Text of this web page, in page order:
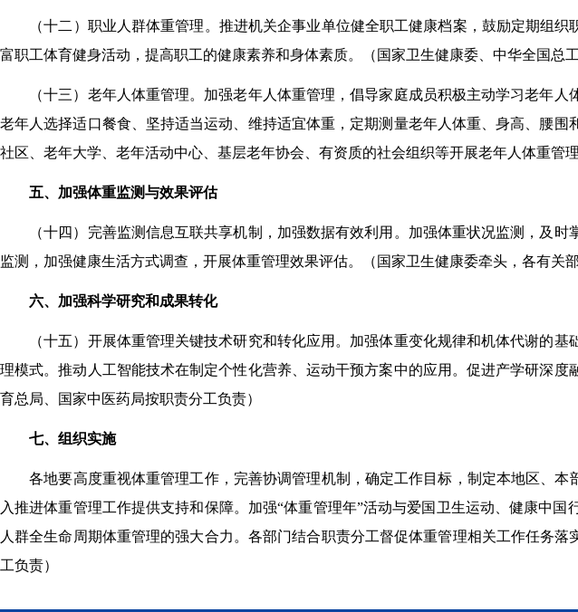
（十二）职业人群体重管理。 推进机关企事业单位健全职工健康档案，鼓励定期组
富职工体育健身活动，提高职工的健康素养和身体素质。（ 国家卫生健康委、中华全国总
（十三）老年人体重管理。 加强老年人体重管理，倡导家庭成员积极主动学习老年人
老年人选择适口餐食、坚持适当运动、维持适宜体重，定期测量老年人体重、身高、腰
社区、老年大学、老年活动中心、基层老年协会、有资质的社会组织等开展老年人体重管理
五、加强体重监测与效果评估
（十四）完善监测信息互联共享机制，加强数据有效利用。 加强体重状况监测， 及时
监测，加强健康生活方式调查，开展体重管理效果评估。
（ 国家卫生健康委牵头，各有关
六、加强科学研究和成果转化
（十五）开展体重管理关键技术研究和转化应用。 加强体重变化规律和机体代谢的基
理模式。推动人工智能技术在制定个性化营养、运动干预方案中的应用。促进产学研深
育总局 、国家中医药局按职责分工负责）
七、组织实施
各地要高度重视体重管理工作，完善协调管理机制，确定工作目标，制 定本地区 、
入推进体重管理工作提供支持和保障。加强“体重管理年”活动与爱国卫生运动、健康中国
人群全生命周期体重管理的强大合力。各部门结合职责分工督促体重管理相关工作任务
工负责）